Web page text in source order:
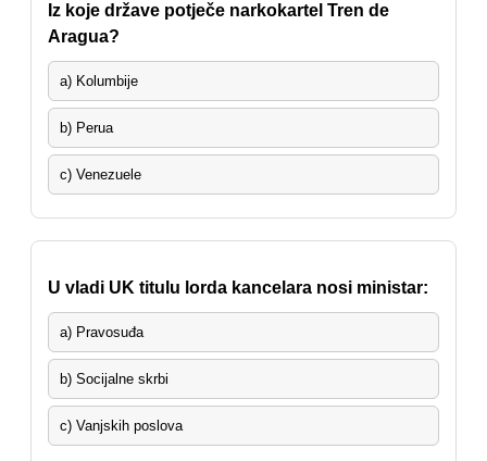
Iz koje države potječe narkokartel Tren de
Aragua?
a) Kolumbije
b) Perua
c) Venezuele
U vladi UK titulu lorda kancelara nosi ministar:
a) Pravosuđa
b) Socijalne skrbi
c) Vanjskih poslova